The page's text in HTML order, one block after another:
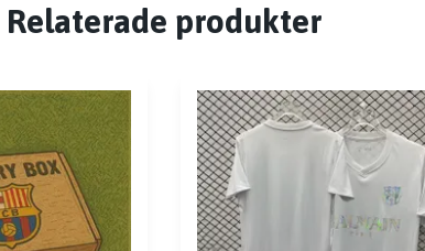
Relaterade produkter